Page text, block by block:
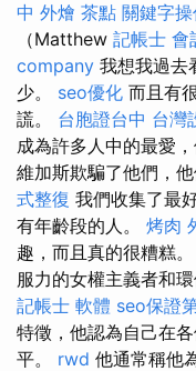
中 外燴 茶點 關鍵字
（Matthew 記帳士 會
company 我想我過去
少。 seo優化 而且有
謊。 台胞證台中 台灣
成為許多人中的最愛
維加斯欺騙了他們，
式整復 我們收集了最
有年齡段的人。 烤肉
趣，而且真的很糟糕。
服力的女權主義者和
記帳士 軟體 seo保證
特徵，他認為自己在
平。 rwd 他通常稱他